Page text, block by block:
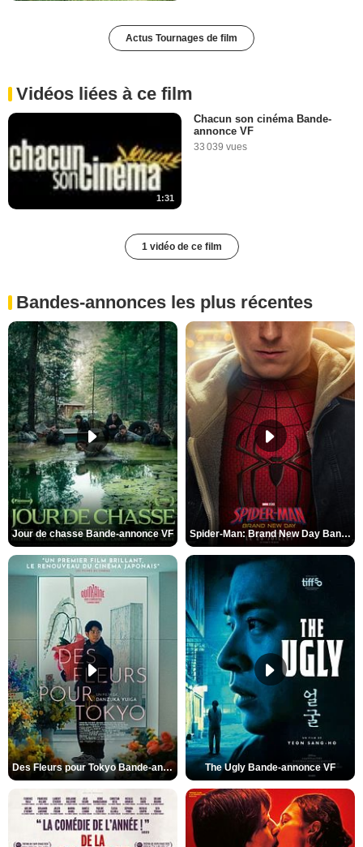
Actus Tournages de film
Vidéos liées à ce film
1:31
Chacun son cinéma Bande-
annonce VF
33 039 vues
1 vidéo de ce film
Bandes-annonces les plus récentes
Jour de chasse Bande-annonce VF Spider-Man: Brand New Day Bande-annonce (3) VO STFR
Des Fleurs pour Tokyo Bande-annonce VO STFR The Ugly Bande-annonce VF